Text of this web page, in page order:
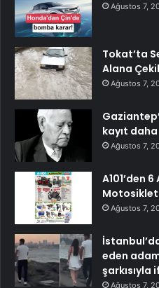
Ağustos 7,
Tokat’ta
Alana
Ağustos 7,
kayıt daha
Ağustos 7,
A101’den
Motosiklet
Ağustos 7,
eden
şarkısıyla
Ağustos 7,